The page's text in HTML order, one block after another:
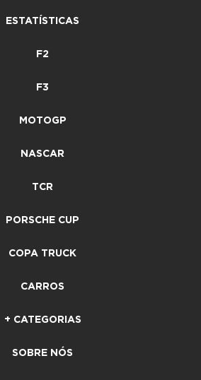
ESTATÍSTICAS
F2
F3
MOTOGP
NASCAR
TCR
PORSCHE CUP
COPA TRUCK
CARROS
+ CATEGORIAS
SOBRE NÓS